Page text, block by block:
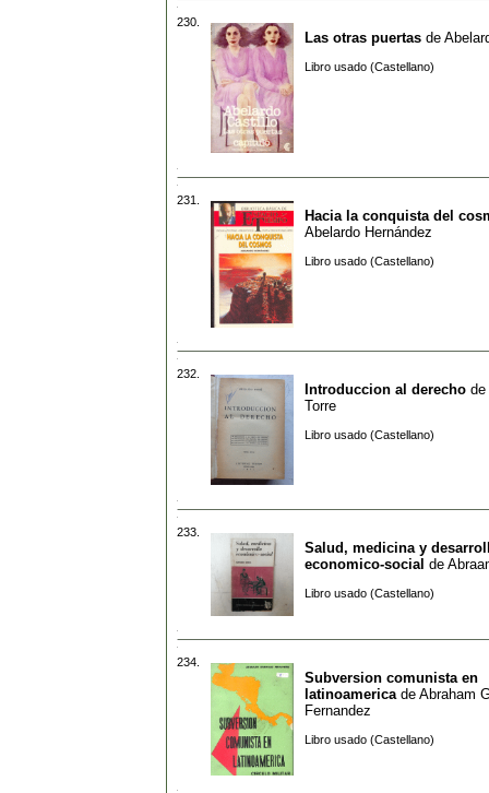
230.
Las otras puertas de
Libro usado (Castellano)
231.
Hacia la conquista del
Abelardo Hernández
Libro usado (Castellano)
232.
Introduccion al derecho de
Torre
Libro usado (Castellano)
233.
Salud, medicina y
economico-social de
Libro usado (Castellano)
234.
Subversion comunista en
latinoamerica de Abraham
Fernandez
Libro usado (Castellano)